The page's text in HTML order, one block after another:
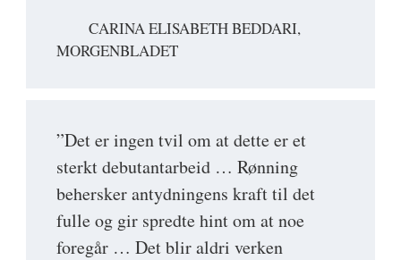
CARINA ELISABETH BEDDARI,
MORGENBLADET
”Det er ingen tvil om at dette er et
sterkt debutantarbeid … Rønning
behersker antydningens kraft til det
fulle og gir spredte hint om at noe
foregår … Det blir aldri verken